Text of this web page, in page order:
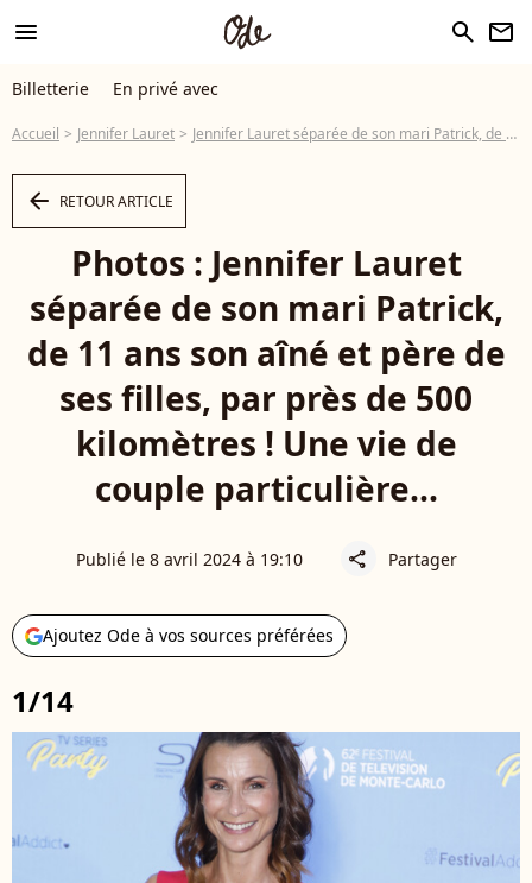
menu search newsletter
Billetterie En privé avec
Accueil Jennifer Lauret Jennifer Lauret séparée de son mari Patrick, de 11 ans son aîné et père de ses filles, par près de 500 kilomètres ! Une vie de couple particulière...
arrow_left RETOUR ARTICLE
Photos : Jennifer Lauret
séparée de son mari Patrick,
de 11 ans son aîné et père de
ses filles, par près de 500
kilomètres ! Une vie de
couple particulière...
Publié le 8 avril 2024 à 19:10 share Partager
Ajoutez Ode à vos sources préférées
1/14